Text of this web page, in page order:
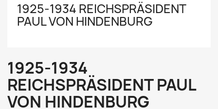
1925-1934 REICHSPRÄSIDENT
PAUL VON HINDENBURG
1925-1934
REICHSPRÄSIDENT PAUL
VON HINDENBURG